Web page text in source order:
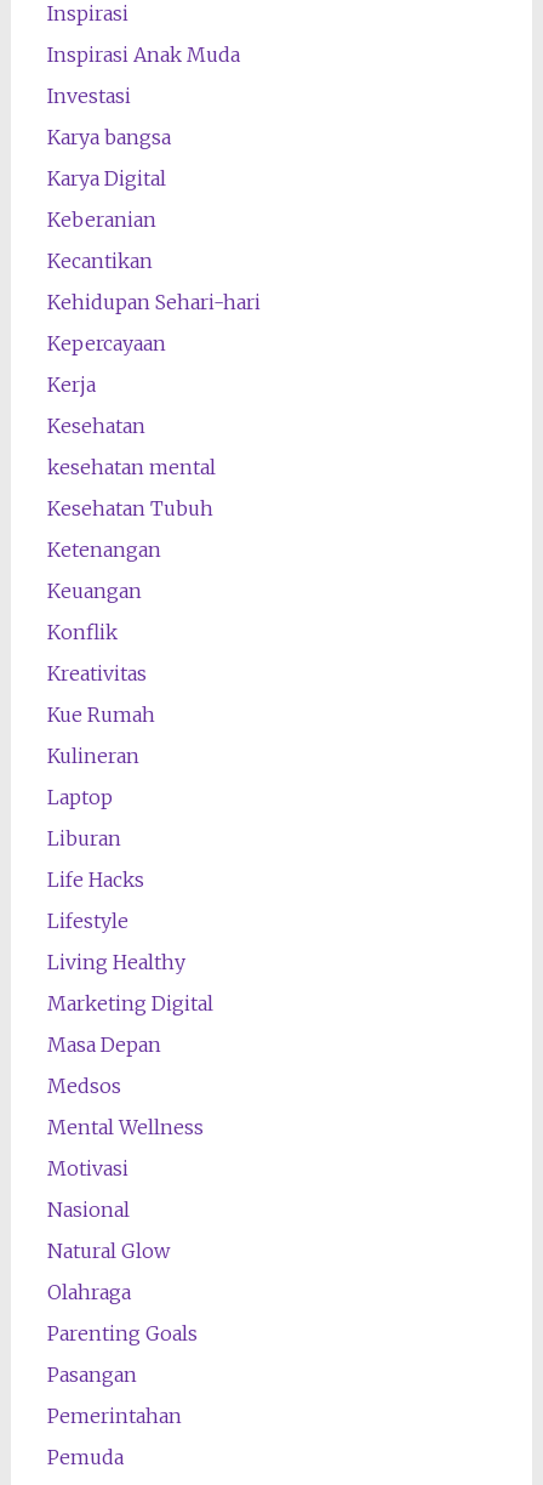
Inspirasi
Inspirasi Anak Muda
Investasi
Karya bangsa
Karya Digital
Keberanian
Kecantikan
Kehidupan Sehari-hari
Kepercayaan
Kerja
Kesehatan
kesehatan mental
Kesehatan Tubuh
Ketenangan
Keuangan
Konflik
Kreativitas
Kue Rumah
Kulineran
Laptop
Liburan
Life Hacks
Lifestyle
Living Healthy
Marketing Digital
Masa Depan
Medsos
Mental Wellness
Motivasi
Nasional
Natural Glow
Olahraga
Parenting Goals
Pasangan
Pemerintahan
Pemuda